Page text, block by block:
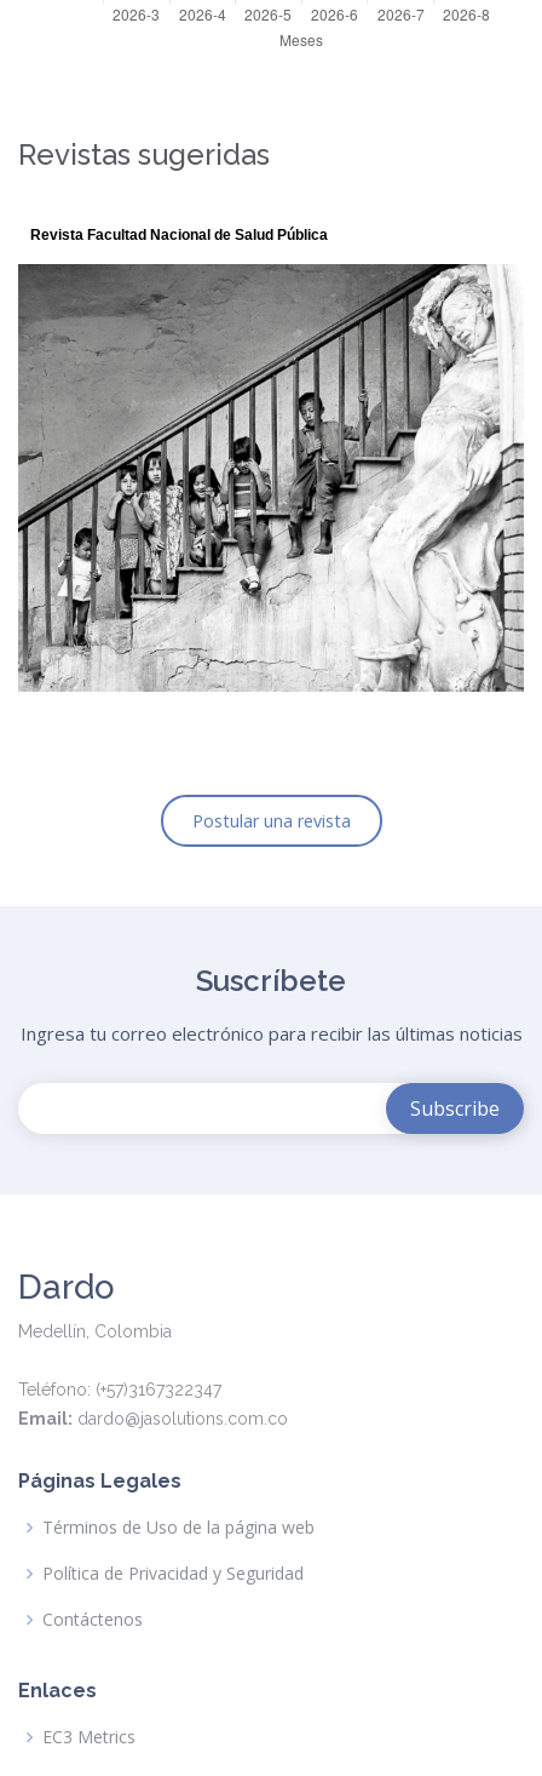
Revistas sugeridas
Universidad y Salud
Postular una revista
Suscríbete
Ingresa tu correo electrónico para recibir las últimas noticias
Dardo
Medellín, Colombia
Teléfono: (+57)3167322347
Email: dardo@jasolutions.com.co
Páginas Legales
Términos de Uso de la página web
Política de Privacidad y Seguridad
Contáctenos
Enlaces
EC3 Metrics